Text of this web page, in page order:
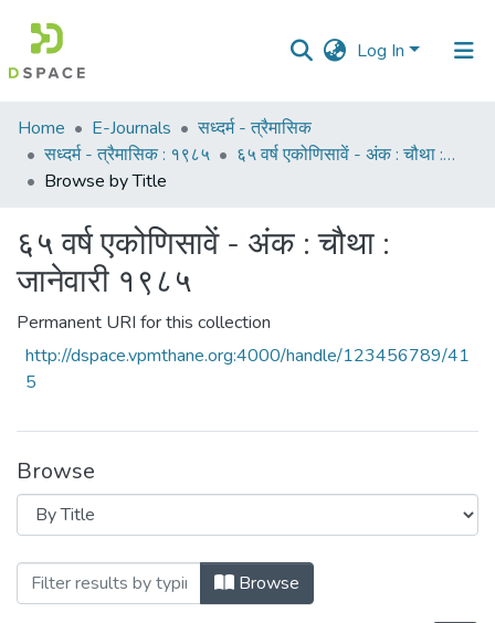
Log In
Communities
&
Collections
All of DSpace
Home E-Journals
सध्दर्म - त्रैमासिक
सध्दर्म - त्रैमासिक : १९८५
६५ वर्ष एकोणिसावें - अंक : चौथा : जानेवारी १९८५
Browse by Title
६५ वर्ष एकोणिसावें - अंक : चौथा :
जानेवारी १९८५
Permanent URI for this collection
http://dspace.vpmthane.org:4000/handle/123456789/41
5
Browse
Browsing ६५ वर्ष एकोणिसावें - अंक : चौथा :
Browse